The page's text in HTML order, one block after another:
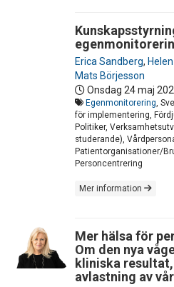
Erica Sandberg,
Mats Börjesson
Onsdag 24 maj
Egenmonitorering ,
för implementering,
Politiker,
studerande),
Patientorganisationer/
Personcentrering
Mer information
Mer hälsa för
Om den nya
kliniska
avlastning av